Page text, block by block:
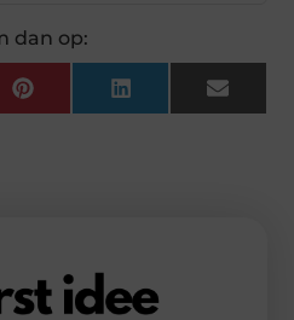
dan op:
PinterestLinkedInEmail